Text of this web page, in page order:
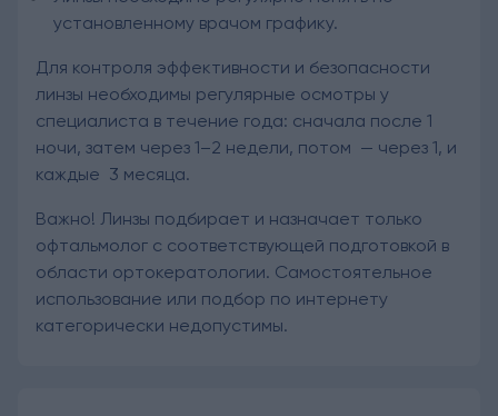
установленному врачом графику.
Для контроля эффективности и безопасности
линзы необходимы регулярные осмотры у
специалиста в течение года: сначала после 1
ночи, затем через 1–2 недели, потом — через 1, и
каждые 3 месяца.
Важно! Линзы подбирает и назначает только
офтальмолог с соответствующей подготовкой в
области ортокератологии. Самостоятельное
использование или подбор по интернету
категорически недопустимы.